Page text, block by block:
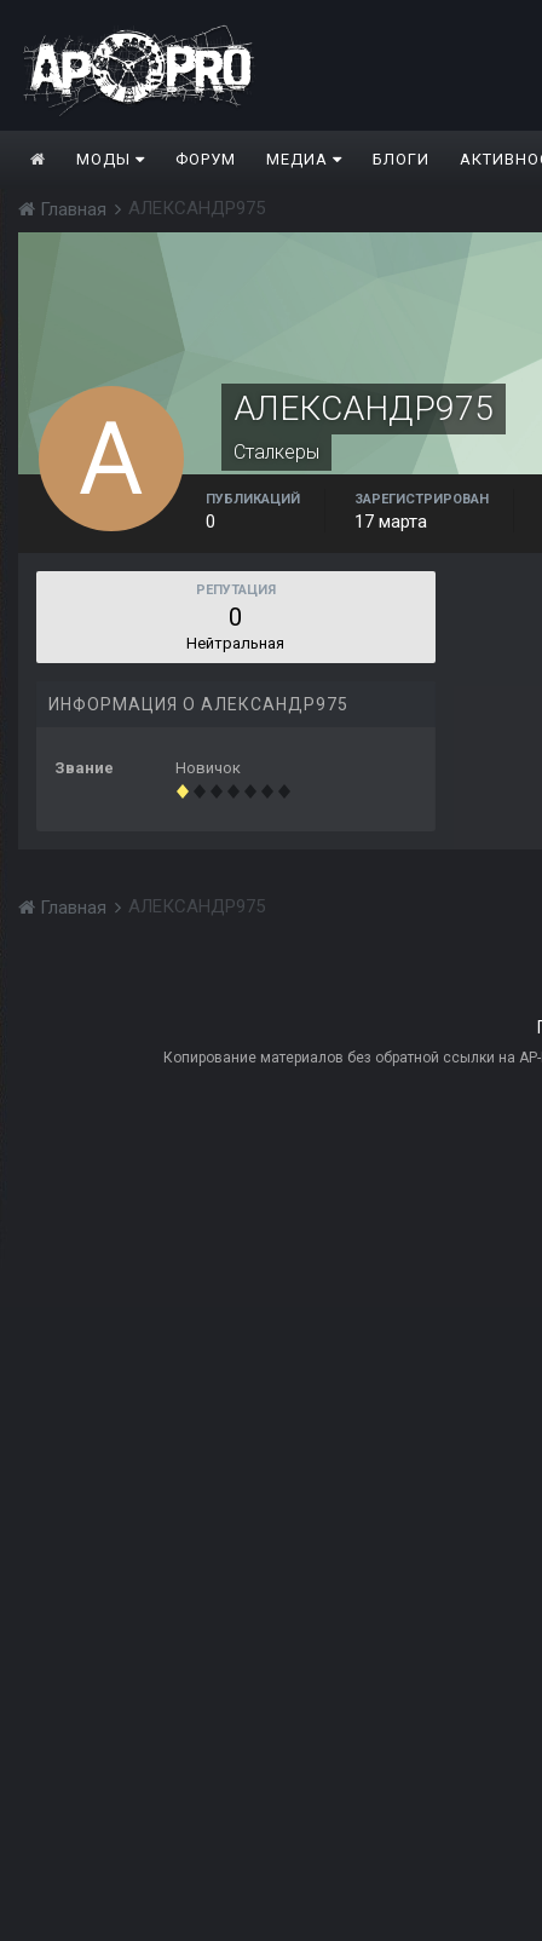
МОДЫ ФОРУМ МЕДИА БЛОГИ
Главная АЛЕКСАНДР975
АЛЕКСАНДР975
Сталкеры
ПУБЛИКАЦИЙ
0
ЗАРЕГИСТРИРОВАН
17 марта
РЕПУТАЦИЯ
0
Нейтральная
ИНФОРМАЦИЯ О АЛЕКСАНДР975
Звание Новичок
Главная АЛЕКСАНДР975
Копирование материалов без обратной ссылки на